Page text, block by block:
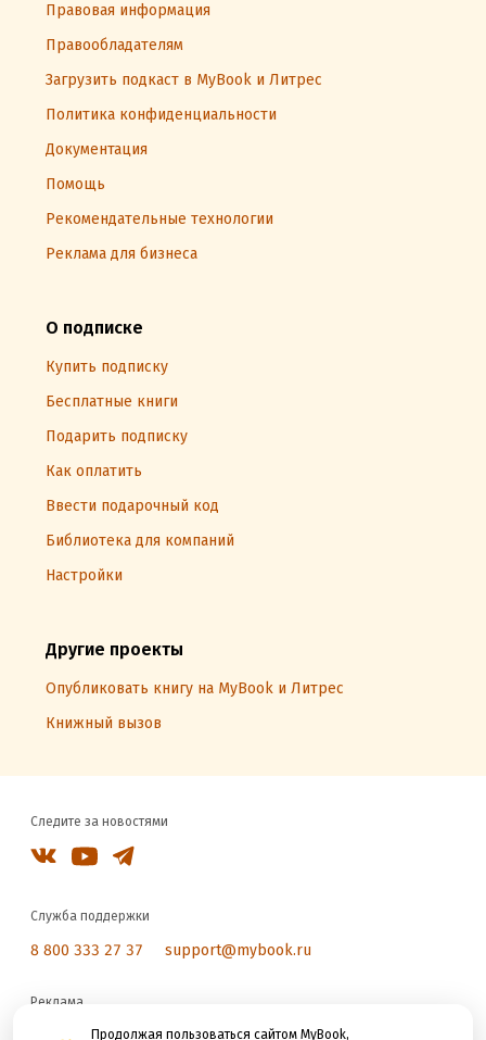
Продолжая пользоваться сайтом MyBook,
Правовая информация
Правообладателям
Загрузить подкаст в MyBook и Литрес
Политика конфиденциальности
Документация
Помощь
Рекомендательные технологии
Реклама для бизнеса
О подписке
Купить подписку
Бесплатные книги
Подарить подписку
Как оплатить
Ввести подарочный код
Библиотека для компаний
Настройки
Другие проекты
Опубликовать книгу на MyBook и Литрес
Книжный вызов
Следите за новостями
Служба поддержки
8 800 333 27 37 support@mybook.ru
Реклама
reklama@litres.ru